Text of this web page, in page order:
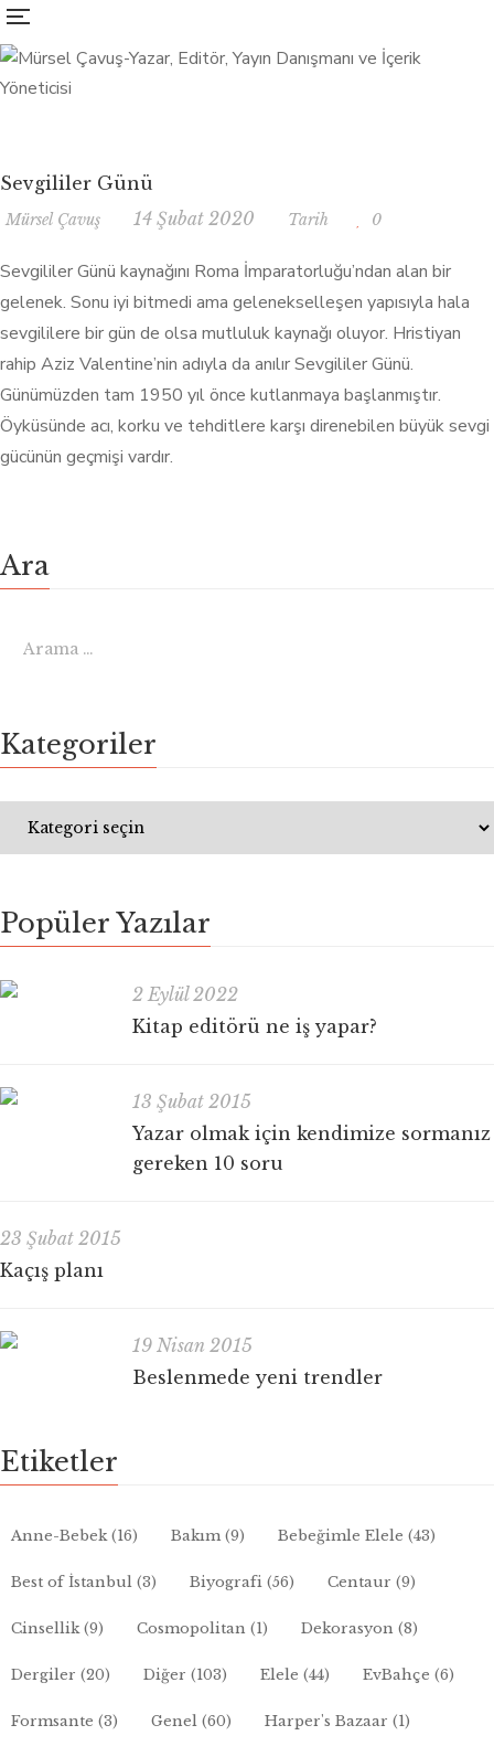
Sevgililer Günü
Mürsel Çavuş 14 Şubat 2020 Tarih 0
Sevgililer Günü kaynağını Roma İmparatorluğu’ndan alan bir
gelenek. Sonu iyi bitmedi ama gelenekselleşen yapısıyla hala
sevgililere bir gün de olsa mutluluk kaynağı oluyor. Hristiyan
rahip Aziz Valentine’nin adıyla da anılır Sevgililer Günü.
Günümüzden tam 1950 yıl önce kutlanmaya başlanmıştır.
Öyküsünde acı, korku ve tehditlere karşı direnebilen büyük sevgi
gücünün geçmişi vardır.
Ara
Kategoriler
Popüler Yazılar
2 Eylül 2022
Kitap editörü ne iş yapar?
13 Şubat 2015
Yazar olmak için kendimize sormanız
gereken 10 soru
23 Şubat 2015
Kaçış planı
19 Nisan 2015
Beslenmede yeni trendler
Etiketler
Anne-Bebek(16) Bakım(9) Bebeğimle Elele (43)
Best of İstanbul (3) Biyografi (56) Centaur (9)
Cinsellik(9) Cosmopolitan (1) Dekorasyon (8)
Dergiler (20) Diğer (103) Elele (44) EvBahçe (6)
Formsante (3) Genel (60) Harper's Bazaar (1)